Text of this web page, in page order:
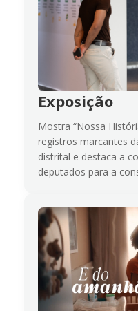
Exposição
Mostra “Nossa
registros marcantes
distrital e destaca a
deputados para a